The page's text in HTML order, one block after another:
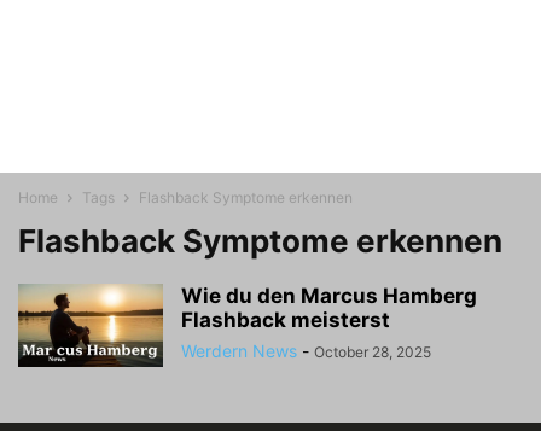
Home Tags Flashback Symptome erkennen
Flashback Symptome erkennen
Wie du den Marcus Hamberg
Flashback meisterst
Werdern News - October 28, 2025